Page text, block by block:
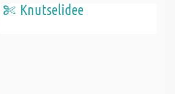
Knutselidee